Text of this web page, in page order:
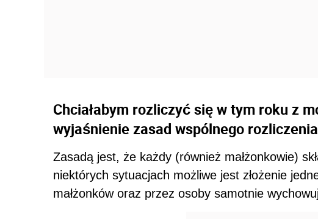
Chciałabym rozliczyć się w tym roku z
wyjaśnienie zasad wspólnego
Zasadą jest, że każdy (również małżonkowie)
niektórych sytuacjach możliwe jest złożenie
małżonków oraz przez osoby samotnie